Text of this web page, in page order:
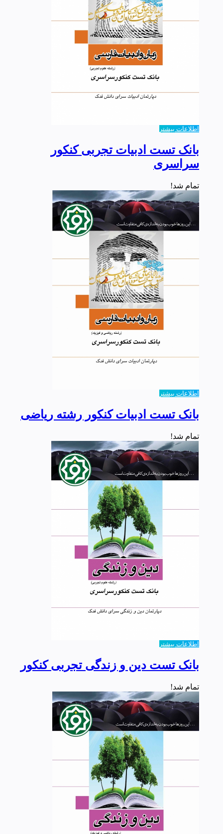
اطلاعات بیشتر
بانک تست ادبیات تجربی کنکور
سراسری
تمام شد!
اطلاعات بیشتر
بانک تست ادبیات کنکور رشته ریاضی
تمام شد!
اطلاعات بیشتر
بانک تست دین و زندگی تجربی کنکور
تمام شد!